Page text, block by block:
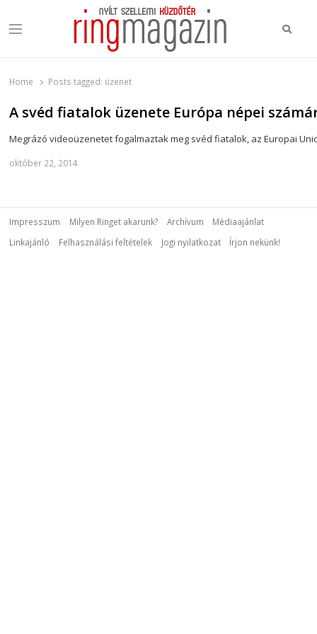
Menu
Home Posts tagged: üzenet
A svéd fiatalok üzenete Európa népei
Megrázó videoüzenetet fogalmaztak meg svéd fiatalok, az Europai
október 22, 2014
Impresszum Milyen Ringet akarunk? Archívum
Médiaajánlat
Linkajánló
Felhasználási feltételek Jogi nyilatkozat Írjon nekünk!